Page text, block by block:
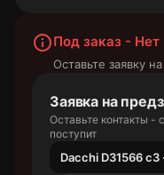
info_outlineПод заказ - Нет
Оставьте заявку
Заявка на
Оставьте контакты -
поступит
Dacchi D31566 c3